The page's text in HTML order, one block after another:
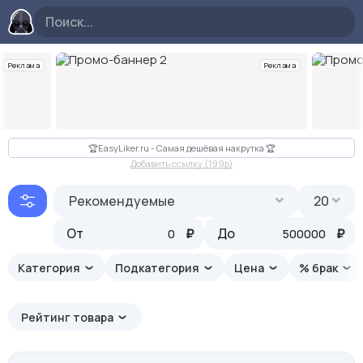
Реклама Реклама
Слайд 2 из 10
🏆EasyLiker.ru - Самая дешёвая накрутка 🏆
Добавить ссылку (199p)
Рекомендуемые
От
₽ До ₽
20
Категория Подкатегория Цена % брак
Рейтинг товара